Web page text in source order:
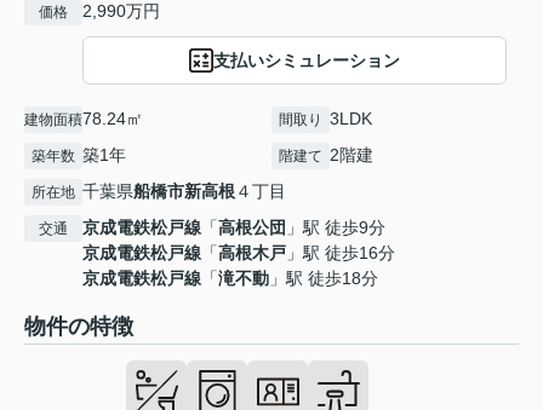
価格 2,990万円
支払いシミュレーション
建物面積78.24㎡ 間取り 3LDK
築年数 築1年 階建て 2階建
所在地 千葉県船橋市新高根４丁目
交通 京成電鉄松戸線 「高根公団 」駅 徒歩9分
京成電鉄松戸線 「高根木戸 」駅 徒歩16分
京成電鉄松戸線 「滝不動 」駅 徒歩18分
物件の特徴